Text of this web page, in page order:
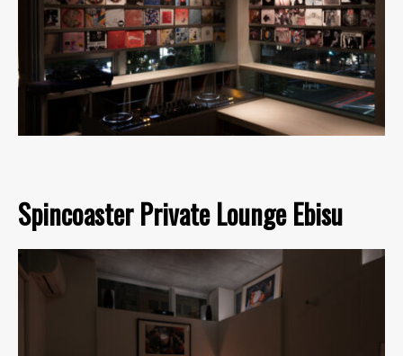
Spincoaster Private Lounge Ebisu